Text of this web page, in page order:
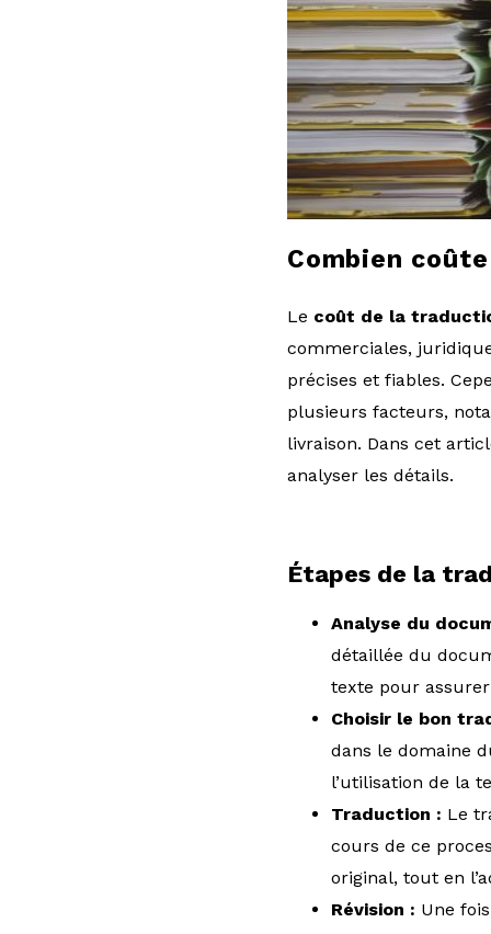
l
o
g
Combien
Le coût de la
commerciales,
précises et fiables.
plusieurs facteurs,
livraison. Dans cet
analyser les détails.
Étapes de la
Analyse du
détaillée du
texte pour
Choisir le bon
dans le domaine
l’utilisation de la
Traduction : Le
cours de ce
original, tout en
Révision : Une